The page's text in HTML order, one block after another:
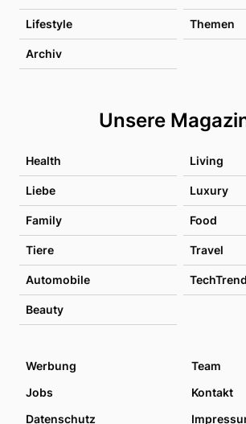
Lifestyle Themen
Archiv
Unsere
Health Living
Liebe Luxury
Family Food
Tiere Travel
Automobile
Beauty
Werbung
Team
Jobs
Kontakt
Datenschutz